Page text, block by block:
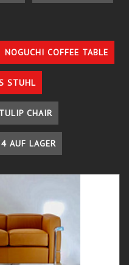
NOGUCHI COFFEE TABLE
STUHL
TULIP CHAIR
AUF LAGER